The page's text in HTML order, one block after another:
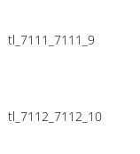
tl_7111_7111_9
tl_7112_7112_10